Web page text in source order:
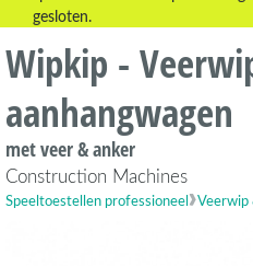
gesloten.
Wipkip -
aanhangwagen
met veer & anker
Construction Machines
Speeltoestellen professioneel Veerwip